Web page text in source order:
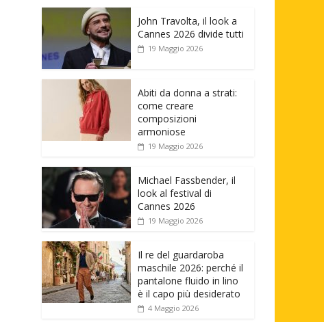
John Travolta, il look a
Cannes 2026 divide tutti
19 Maggio 2026
Abiti da donna a strati:
come creare
composizioni
armoniose
19 Maggio 2026
Michael Fassbender, il
look al festival di
Cannes 2026
19 Maggio 2026
Il re del guardaroba
maschile 2026: perché il
pantalone fluido in lino
è il capo più desiderato
4 Maggio 2026